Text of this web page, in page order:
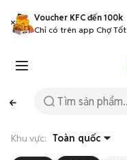
Voucher KFC đến 100k
Chỉ có trên app Chợ Tốt
Khu vực: Toàn quốc